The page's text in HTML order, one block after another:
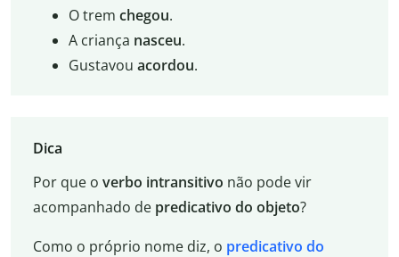
O trem chegou.
A criança nasceu.
Gustavou acordou.
Dica
Por que o verbo intransitivo não pode vir
acompanhado de predicativo do objeto?
Como o próprio nome diz, o predicativo do